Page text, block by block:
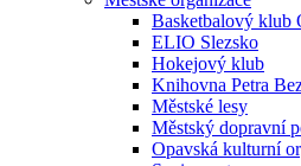
Basketbalový klub
ELIO Slezsko
Hokejový klub
Knihovna Petra
Městské lesy
Městský dopravní
Opavská kulturní